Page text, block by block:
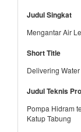
Judul Singkat
Mengantar Air
Short Title
Delivering
Judul Teknis
Pompa Hidram
Katup Tabung